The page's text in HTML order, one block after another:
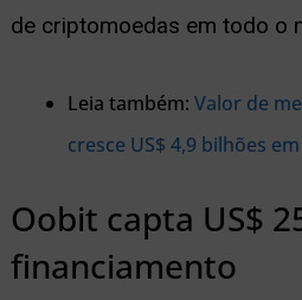
de criptomoedas em todo o
Leia também: Valor de
cresce US$ 4,9 bilhões
Oobit capta US$
financiamento